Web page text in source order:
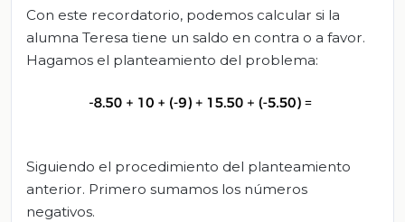
Con este recordatorio, podemos calcular si la
alumna Teresa tiene un saldo en contra o a favor.
Hagamos el planteamiento del problema:
Siguiendo el procedimiento del planteamiento
anterior. Primero sumamos los números
negativos.